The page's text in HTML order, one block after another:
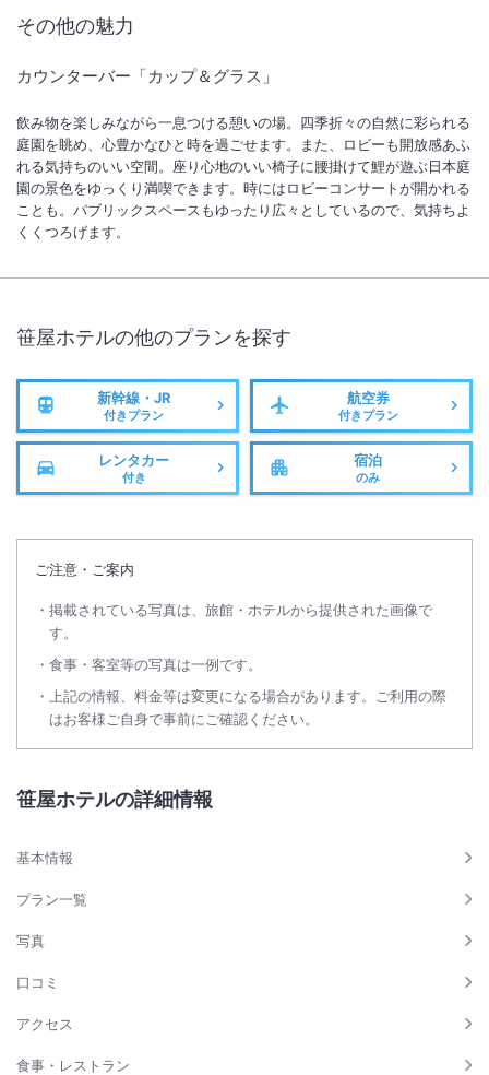
その他の魅力
カウンターバー「カップ＆グラス」
飲み物を楽しみながら一息つける憩いの場。四季折々の自然に彩られる
庭園を眺め、心豊かなひと時を過ごせます。また、ロビーも開放感あふ
れる気持ちのいい空間。座り心地のいい椅子に腰掛けて鯉が遊ぶ日本庭
園の景色をゆっくり満喫できます。時にはロビーコンサートが開かれる
ことも。パブリックスペースもゆったり広々としているので、気持ちよ
くくつろげます。
笹屋ホテルの他のプランを探す
新幹線・JR
付きプラン
航空券
付きプラン
レンタカー
付き
宿泊
のみ
ご注意・ご案内
掲載されている写真は、旅館・ホテルから提供された画像で
す。
食事・客室等の写真は一例です。
上記の情報、料金等は変更になる場合があります。ご利用の際
はお客様ご自身で事前にご確認ください。
笹屋ホテルの詳細情報
基本情報
プラン一覧
写真
口コミ
アクセス
食事・レストラン